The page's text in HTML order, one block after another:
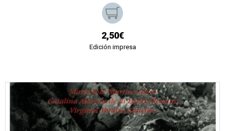
2,50€
Edición impresa